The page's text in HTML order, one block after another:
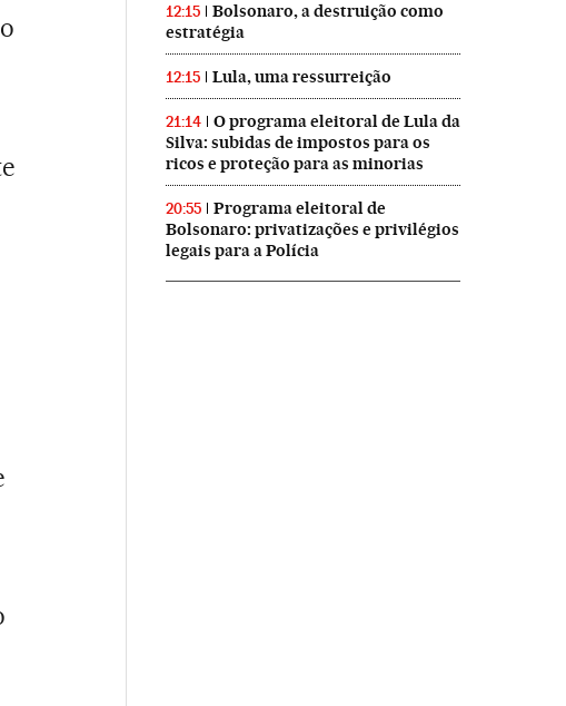
12:15
Bolsonaro, a destruição como
estratégia
12:15 Lula, uma ressurreição
21:14
O programa eleitoral de Lula da
Silva: subidas de impostos para os
ricos e proteção para as minorias
20:55
Programa eleitoral de
Bolsonaro: privatizações e privilégios
legais para a Polícia